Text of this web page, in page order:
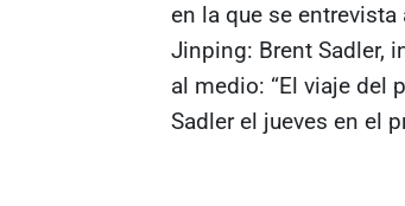
en la que se
Jinping: Brent Sadler,
al medio: “El viaje del
Sadler el jueves en el